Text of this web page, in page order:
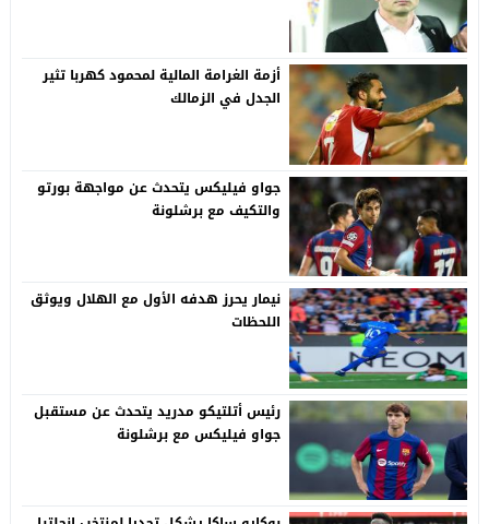
أزمة الغرامة المالية لمحمود كهربا تثير
الجدل في الزمالك
جواو فيليكس يتحدث عن مواجهة بورتو
والتكيف مع برشلونة
نيمار يحرز هدفه الأول مع الهلال ويوثق
اللحظات
رئيس أتلتيكو مدريد يتحدث عن مستقبل
جواو فيليكس مع برشلونة